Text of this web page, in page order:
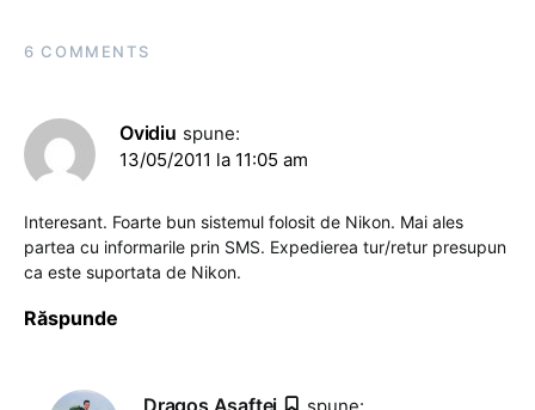
6 COMMENTS
Ovidiu spune:
13/05/2011 la 11:05 am
Interesant. Foarte bun sistemul folosit de Nikon. Mai ales
partea cu informarile prin SMS. Expedierea tur/retur presupun
ca este suportata de Nikon.
Răspunde
Dragoş Asaftei